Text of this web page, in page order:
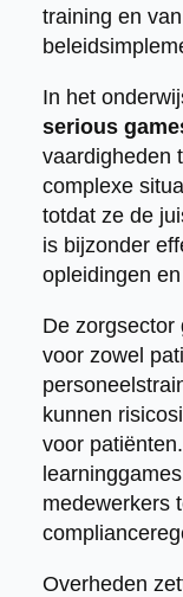
training en
In het
serious
vaardigheden
complexe
totdat ze de
is bijzonder
opleidingen
De zorgsector
voor zowel
kunnen
voor
medewerkers
Overheden